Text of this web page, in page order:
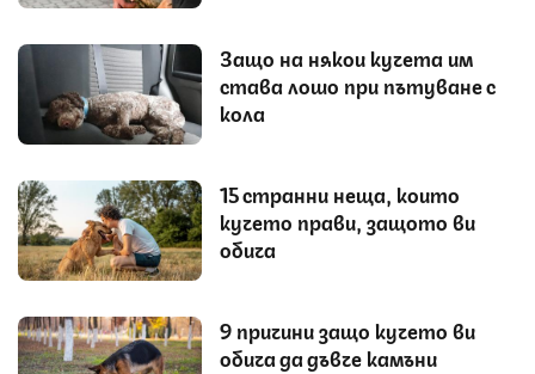
Защо на някои кучета им
става лошо при пътуване с
кола
15 странни неща, които
кучето прави, защото ви
обича
9 причини защо кучето ви
обича да дъвче камъни